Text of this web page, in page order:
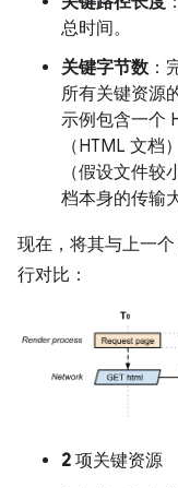
总时间。
关键字节数：
所有关键资源
示例包含一个
（HTML 文
（假设文件
档本身的传输
现在，将其与上一
行对比：
2 项关键资源